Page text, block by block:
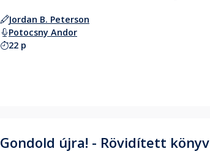
Jordan B. Peterson
Potocsny Andor
22 p
Gondold újra! - Rövidített könyv